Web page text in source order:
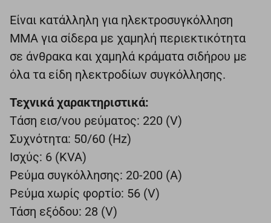
Είναι κατάλληλη για ηλεκτροσυγκόλληση
ΜΜΑ για σίδερα με χαμηλή περιεκτικότητα
σε άνθρακα και χαμηλά κράματα σιδήρου με
όλα τα είδη ηλεκτροδίων συγκόλλησης.
Τεχνικά χαρακτηριστικά:
Tάση εισ/νου ρεύματος: 220 (V)
Συχνότητα: 50/60 (Hz)
Ισχύς: 6 (KVA)
Ρεύμα συγκόλλησης: 20-200 (Α)
Ρεύμα xωρίς φορτίο: 56 (V)
Τάση εξόδου: 28 (V)